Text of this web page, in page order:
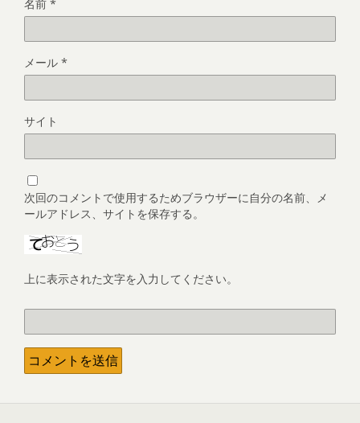
名前 *
メール *
サイト
次回のコメントで使用するためブラウザーに自分の名前、メ
ールアドレス、サイトを保存する。
上に表示された文字を入力してください。